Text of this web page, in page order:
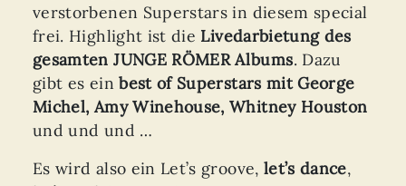
verstorbenen Superstars in diesem special
frei. Highlight ist die Livedarbietung des
gesamten JUNGE RÖMER Albums. Dazu
gibt es einbest of Superstars mit George
Michel, Amy Winehouse, Whitney Houston
und und und …
Es wird also ein Let’s groove, let’s dance,